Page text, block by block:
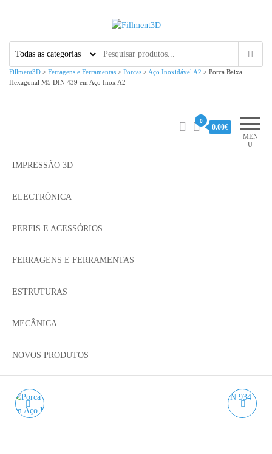
Fillment3D
Fillment3D > Ferragens e Ferramentas > Porcas > Aço Inoxidável A2 > Porca Baixa
Hexagonal M5 DIN 439 em Aço Inox A2
MEN
U
0
0.00€
IMPRESSÃO 3D
ELECTRÓNICA
PERFIS E ACESSÓRIOS
FERRAGENS E FERRAMENTAS
ESTRUTURAS
MECÂNICA
NOVOS PRODUTOS